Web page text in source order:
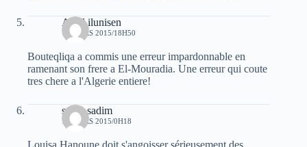
Aksil ilunisen
12 MARS 2015/18H50
Bouteqliqa a commis une erreur impardonnable en
ramenant son frere a El-Mouradia. Une erreur qui coute
tres chere a l'Algerie entiere!
sarah sadim
13 MARS 2015/0H18